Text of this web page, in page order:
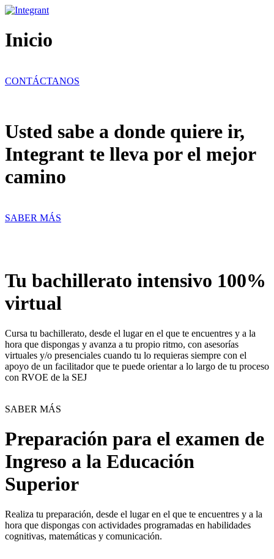
Ir
contenido
Inicio
CONTÁCTANOS
Usted sabe a donde quiere ir,
Integrant te lleva por el mejor
camino
SABER MÁS
Tu bachillerato intensivo 100%
virtual
Cursa tu bachillerato, desde el lugar en el que te encuentres y a la
hora que dispongas y avanza a tu propio ritmo, con asesorías
virtuales y/o presenciales cuando tu lo requieras siempre con el
apoyo de un facilitador que te puede orientar a lo largo de tu proceso
con RVOE de la SEJ
SABER MÁS
Preparación para el examen de
Ingreso a la Educación
Superior
Realiza tu preparación, desde el lugar en el que te encuentres y a la
hora que dispongas con actividades programadas en habilidades
cognitivas, matemáticas y comunicación.